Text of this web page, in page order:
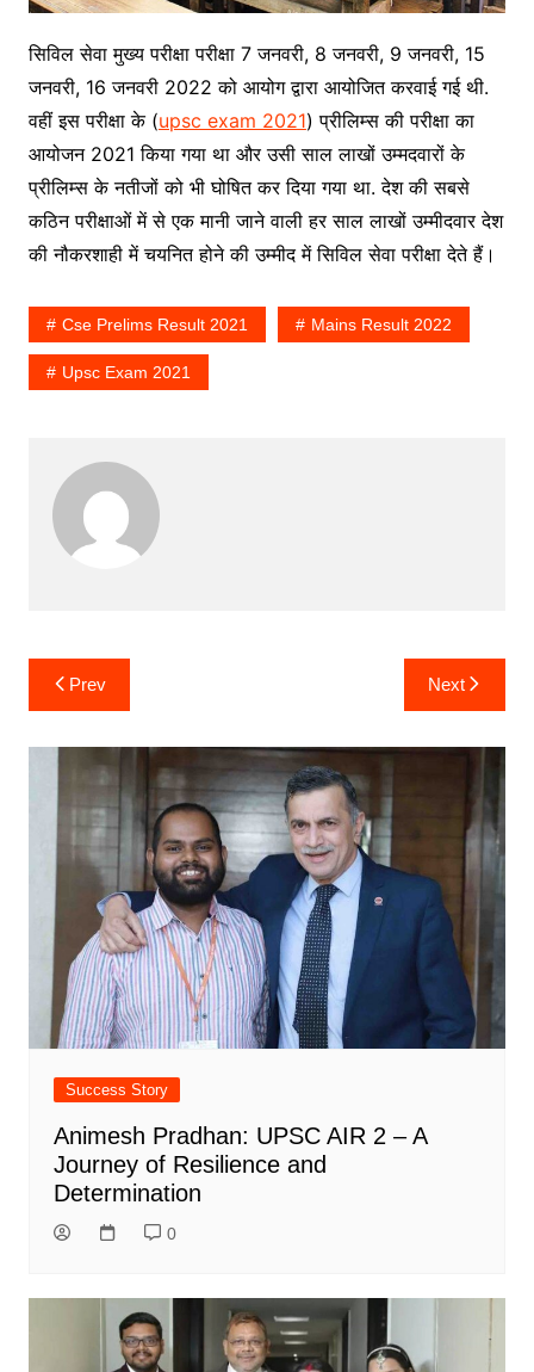
सिविल सेवा मुख्य परीक्षा परीक्षा 7 जनवरी, 8 जनवरी, 9 जनवरी, 15
जनवरी, 16 जनवरी 2022 को आयोग द्वारा आयोजित करवाई गई थी.
वहीं इस परीक्षा के (upsc exam 2021) प्रीलिम्स की परीक्षा का
आयोजन 2021 किया गया था और उसी साल लाखों उम्मदवारों के
प्रीलिम्स के नतीजों को भी घोषित कर दिया गया था. देश की सबसे
कठिन परीक्षाओं में से एक मानी जाने वाली हर साल लाखों उम्मीदवार देश
की नौकरशाही में चयनित होने की उम्मीद में सिविल सेवा परीक्षा देते हैं।
Cse Prelims Result 2021 Mains Result 2022
Upsc Exam 2021
Post
navigation
Prev Next
Success Story
Animesh Pradhan: UPSC AIR 2 – A
Journey of Resilience and
Determination
0